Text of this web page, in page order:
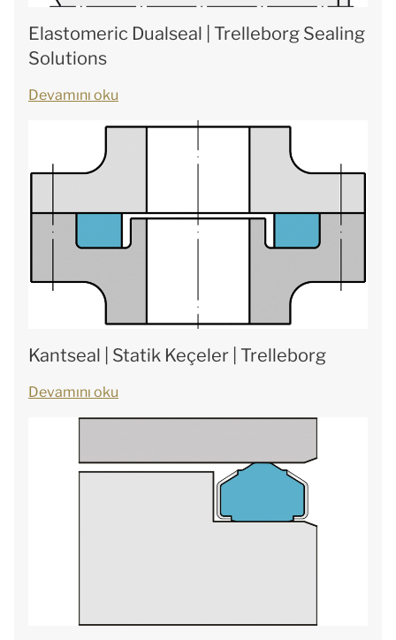
Elastomeric Dualseal | Trelleborg Sealing
Solutions
Devamını oku
Kantseal | Statik Keçeler | Trelleborg
Devamını oku